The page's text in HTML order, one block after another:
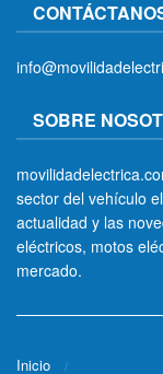
SOBRE
sector del vehículo
actualidad y las
eléctricos, motos
mercado.
Inicio